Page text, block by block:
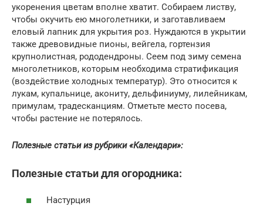
укоренения цветам вполне хватит. Собираем листву,
чтобы окучить ею многолетники, и заготавливаем
еловый лапник для укрытия роз. Нуждаются в укрытии
также древовидные пионы, вейгела, гортензия
крупнолистная, рододендроны. Сеем под зиму семена
многолетников, которым необходима стратификация
(воздействие холодных температур). Это относится к
лукам, купальнице, акониту, дельфиниуму, лилейникам,
примулам, традесканциям. Отметьте место посева,
чтобы растение не потерялось.
Полезные статьи из рубрики «Календари»:
Полезные статьи для огородника:
Настурция